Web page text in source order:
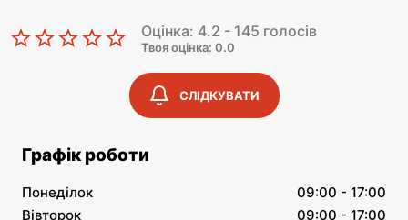
Оцінка: 4.2 - 145 голосів
Твоя оцінка: 0.0
СЛІДКУВАТИ
Графік роботи
Понеділок
09:00 - 17:00
Вівторок
09:00 - 17:00